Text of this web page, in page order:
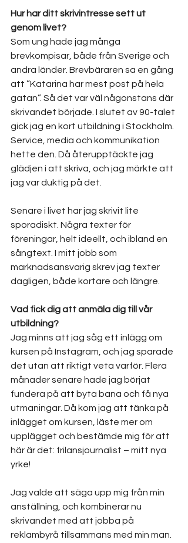
Hur har ditt skrivintresse sett ut
genom livet?
Som ung hade jag många
brevkompisar, både från Sverige och
andra länder. Brevbäraren sa en gång
att ”Katarina har mest post på hela
gatan”. Så det var väl någonstans där
skrivandet började. I slutet av 90-talet
gick jag en kort utbildning i Stockholm.
Service, media och kommunikation
hette den. Då återupptäckte jag
glädjen i att skriva, och jag märkte att
jag var duktig på det.
Senare i livet har jag skrivit lite
sporadiskt. Några texter för
föreningar, helt ideellt, och ibland en
sångtext. I mitt jobb som
marknadsansvarig skrev jag texter
dagligen, både kortare och längre.
Vad fick dig att anmäla dig till vår
utbildning?
Jag minns att jag såg ett inlägg om
kursen på Instagram, och jag sparade
det utan att riktigt veta varför. Flera
månader senare hade jag börjat
fundera på att byta bana och få nya
utmaningar. Då kom jag att tänka på
inlägget om kursen, läste mer om
upplägget och bestämde mig för att
här är det: frilansjournalist – mitt nya
yrke!
Jag valde att säga upp mig från min
anställning, och kombinerar nu
skrivandet med att jobba på
reklambyrå tillsammans med min man.